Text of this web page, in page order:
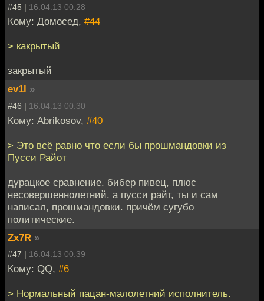
#45 | 16.04.13 00:28
Кому: Домосед, #44
> какрытый
закрытый
ev1l »
#46 | 16.04.13 00:30
Кому: Abrikosov, #40
> Это всё равно что если бы прошмандовки из
Пусси Райот
дурацкое сравнение. бибер пивец, плюс
несовершеннолетний. а пусси райт, ты и сам
написал, прошмандовки. причём сугубо
политические.
Zx7R »
#47 | 16.04.13 00:39
Кому: QQ, #6
> Нормальный пацан-малолетний исполнитель.